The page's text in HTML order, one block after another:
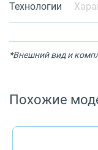
Технологии
*Внешний вид и
Похожие